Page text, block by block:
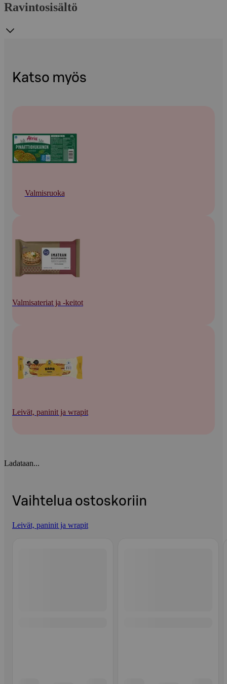
Ravintosisältö
Katso myös
Valmisruoka
Valmisateriat ja -keitot
Leivät, paninit ja wrapit
Ladataan...
Vaihtelua ostoskoriin
Leivät, paninit ja wrapit